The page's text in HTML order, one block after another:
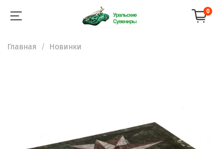
0
Главная Новинки